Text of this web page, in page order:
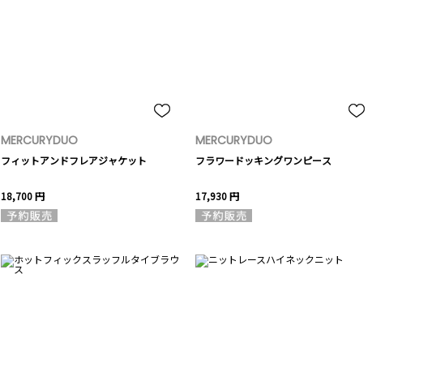
MERCURYDUO
フィットアンドフレアジャケット
18,700 円
MERCURYDUO
フラワードッキングワンピース
17,930 円